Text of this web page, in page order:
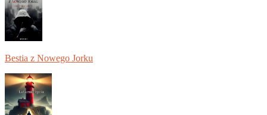
Bestia z Nowego Jorku